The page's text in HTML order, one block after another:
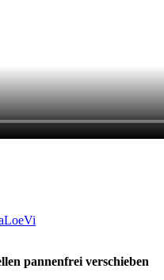
pannenfrei verschieben